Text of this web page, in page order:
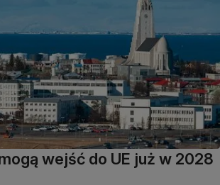
wejść do UE już w 2028